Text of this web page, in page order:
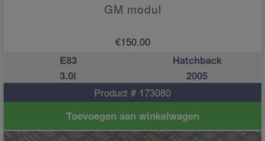
GM modul
€150.00
E83
Hatchback
3.0i
2005
Product # 173080
Toevoegen aan winkelwagen